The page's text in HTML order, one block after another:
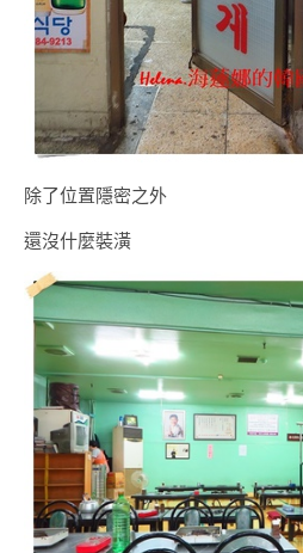
除了位置隱密之外
還沒什麼裝潢